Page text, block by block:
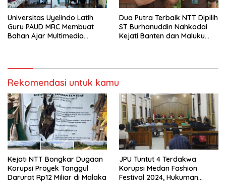
Universitas Uyelindo Latih
Guru PAUD MRC Membuat
Bahan Ajar Multimedia
Dua Putra Terbaik NTT Dipilih
ST Burhanuddin Nahkodai
Kejati Banten dan Maluku
Rekomendasi untuk kamu
Kejati NTT Bongkar Dugaan
Korupsi Proyek Tanggul
Darurat Rp12 Miliar di Malaka
JPU Tuntut 4 Terdakwa
Korupsi Medan Fashion
Festival 2024, Hukuman